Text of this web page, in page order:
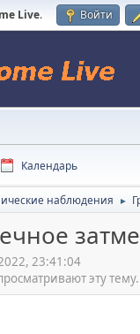
Live. Войти
Календарь
наблюдения ►
23:41:04
эту тему.